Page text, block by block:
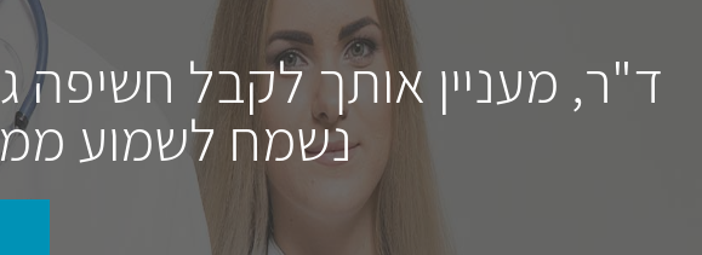
ד"ר, מעניין אותך לקבל חשיפה
נשמח לשמוע